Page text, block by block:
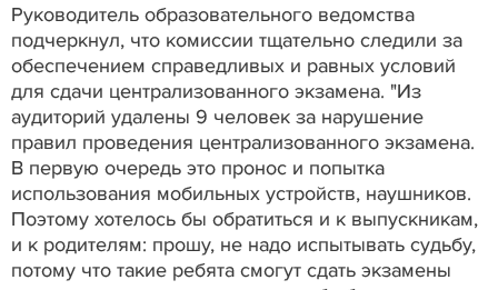
Руководитель образовательного ведомства
подчеркнул, что комиссии тщательно следили за
обеспечением справедливых и равных условий
для сдачи централизованного экзамена. "Из
аудиторий удалены 9 человек за нарушение
правил проведения централизованного экзамена.
В первую очередь это пронос и попытка
использования мобильных устройств, наушников.
Поэтому хотелось бы обратиться и к выпускникам,
и к родителям: прошу, не надо испытывать судьбу,
потому что такие ребята смогут сдать экзамены